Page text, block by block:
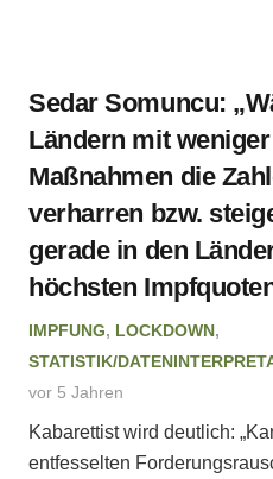
Sedar Somuncu:
Ländern mit
Maßnahmen die
verharren bzw.
gerade in den
höchsten
IMPFUNG, LOCKDOWN,
STATISTIK/
vor 5 Jahren
Kabarettist wird deutlich:
entfesselten